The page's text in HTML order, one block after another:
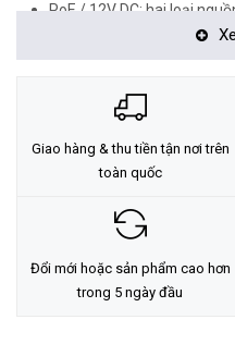
PoE / 12V DC: hai loại
sự tiện lợi hơn mà còn làm
nên dễ dàng đáng kể.
Giao hàng & thu tiền tận nơi trên
toàn quốc
Đổi mới hoặc sản phẩm cao hơn
trong 5 ngày đầu